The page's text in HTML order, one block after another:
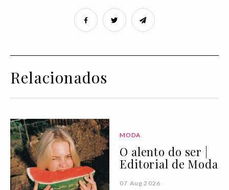
Relacionados
MODA
O alento do ser |
Editorial de Moda
07 Aug 2026